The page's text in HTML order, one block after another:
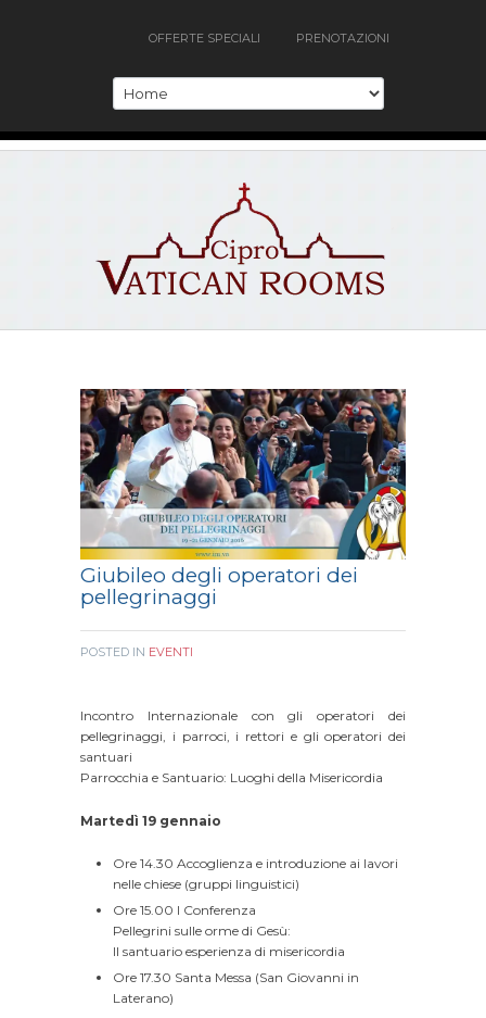
OFFERTE SPECIALI PRENOTAZIONI
Giubileo degli operatori dei
pellegrinaggi
POSTED IN EVENTI
Incontro Internazionale con gli operatori dei
pellegrinaggi, i parroci, i rettori e gli operatori dei
santuari
Parrocchia e Santuario: Luoghi della Misericordia
Martedì 19 gennaio
Ore 14.30 Accoglienza e introduzione ai lavori
nelle chiese (gruppi linguistici)
Ore 15.00 I Conferenza
Pellegrini sulle orme di Gesù:
Il santuario esperienza di misericordia
Ore 17.30 Santa Messa (San Giovanni in
Laterano)